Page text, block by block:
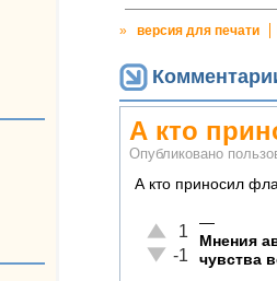
» версия для печати
А кто
Опубликовано
А кто приносил
Отлично!
1
Неадекватно!
-1
—
Мнения
чувства